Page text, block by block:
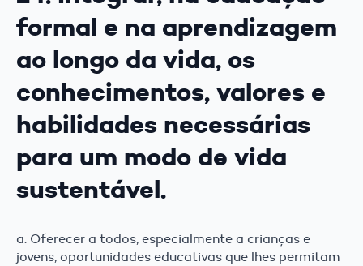
formal e na aprendizagem
ao longo da vida, os
conhecimentos, valores e
habilidades necessárias
para um modo de vida
sustentável.
a. Oferecer a todos, especialmente a crianças e
jovens, oportunidades educativas que lhes permitam